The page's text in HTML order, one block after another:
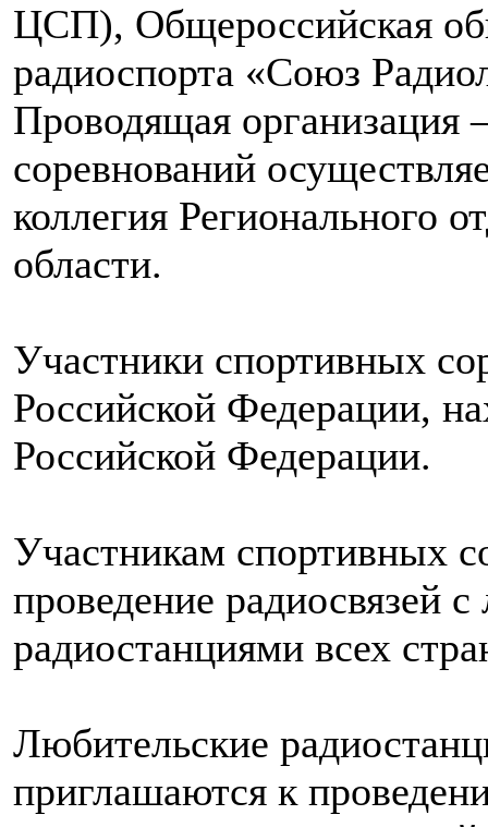
ЦСП), Общероссийская
радиоспорта «Союз
Проводящая организация
соревнований
коллегия Регионального
области.
Участники спортивных
Российской Федерации,
Российской Федерации.
Участникам спортивных
проведение радиосвязей
радиостанциями всех
Любительские
приглашаются к